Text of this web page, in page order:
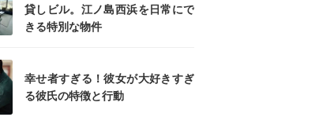
貸しビル。江ノ島西浜を日常にで
きる特別な物件
幸せ者すぎる！彼女が大好きすぎ
る彼氏の特徴と行動